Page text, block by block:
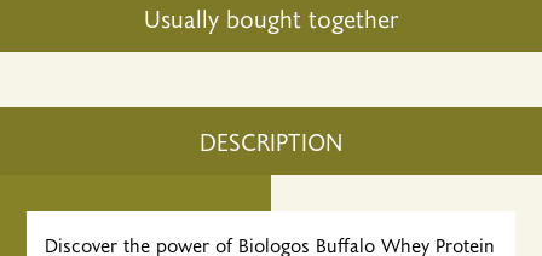
Usually bought together
DESCRIPTION
Discover the power of Biologos Buffalo Whey Protein